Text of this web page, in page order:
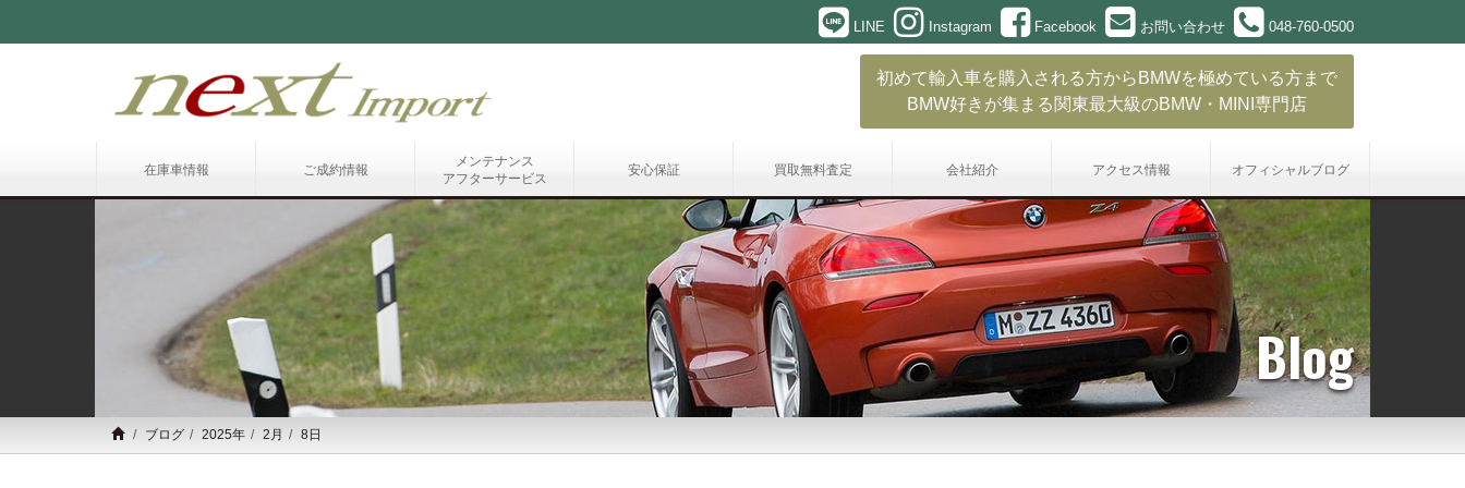
LINE Instagram Facebook お問い合わせ 048-760-0500
初めて輸入車を購入される方からBMWを極めている方まで
BMW好きが集まる関東最大級のBMW・MINI専門店
在庫車情報 ご成約情報
メンテナンス
アフターサービス
安心保証 買取無料査定 会社紹介 アクセス情報 オフィシャルブログ
Blog
ブログ 2025年 2月 8日